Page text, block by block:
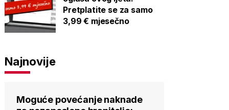
Pretplatite se za samo
3,99 € mjesečno
Najnovije
Moguće povećanje naknade